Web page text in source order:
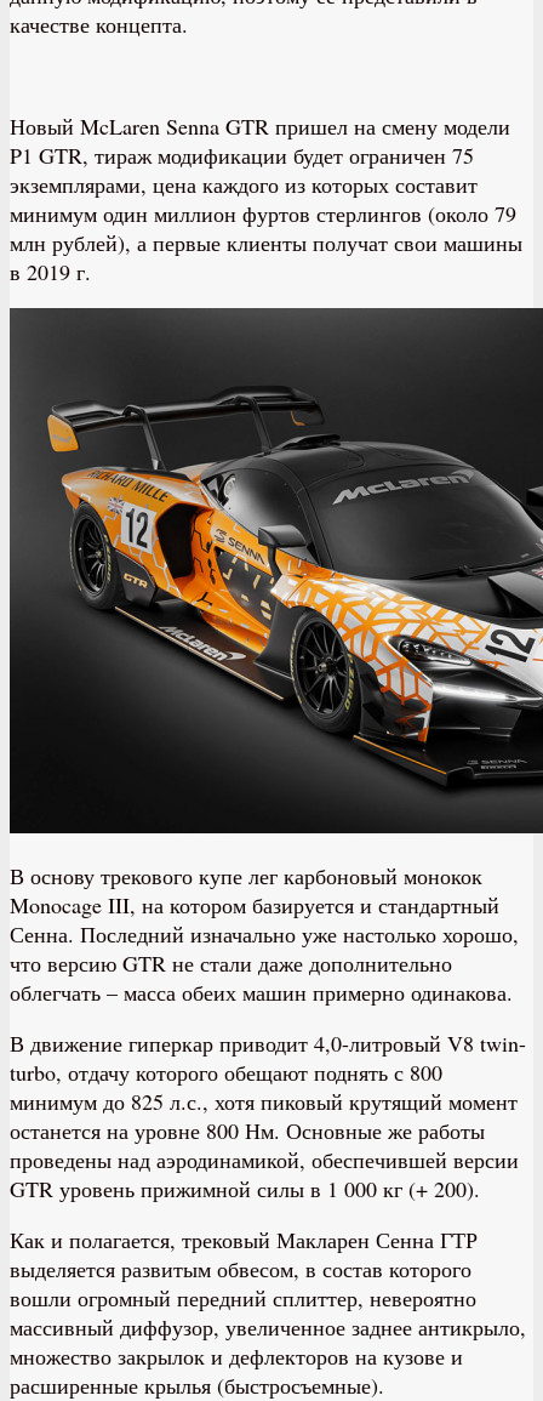
качестве концепта.
Новый McLaren Senna GTR пришел на смену модели
P1 GTR, тираж модификации будет ограничен 75
экземплярами, цена каждого из которых составит
минимум один миллион фуртов стерлингов (около 79
млн рублей), а первые клиенты получат свои машины
в 2019 г.
В основу трекового купе лег карбоновый монокок
Monocage III, на котором базируется и стандартный
Сенна. Последний изначально уже настолько хорошо,
что версию GTR не стали даже дополнительно
облегчать – масса обеих машин примерно одинакова.
В движение гиперкар приводит 4,0-литровый V8 twin-
turbo, отдачу которого обещают поднять с 800
минимум до 825 л.с., хотя пиковый крутящий момент
останется на уровне 800 Нм. Основные же работы
проведены над аэродинамикой, обеспечившей версии
GTR уровень прижимной силы в 1 000 кг (+ 200).
Как и полагается, трековый Макларен Сенна ГТР
выделяется развитым обвесом, в состав которого
вошли огромный передний сплиттер, невероятно
массивный диффузор, увеличенное заднее антикрыло,
множество закрылок и дефлекторов на кузове и
расширенные крылья (быстросъемные).